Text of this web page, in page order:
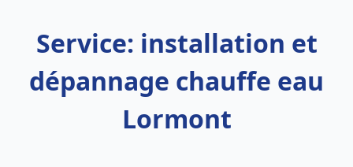
Service: installation et
dépannage chauffe eau
Lormont